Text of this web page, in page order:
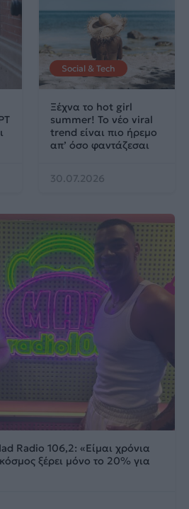
Social & Tech
Ξέχνα το hot girl
summer! Το νέο viral
trend είναι πιο ήρεμο
απ’ όσο φαντάζεσαι
30.07.2026
Radio 106,2: «Είμαι χρόνια
ξέρει μόνο το 20% για